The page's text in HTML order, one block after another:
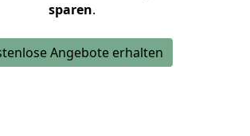
sparen.
Angebote erhalten